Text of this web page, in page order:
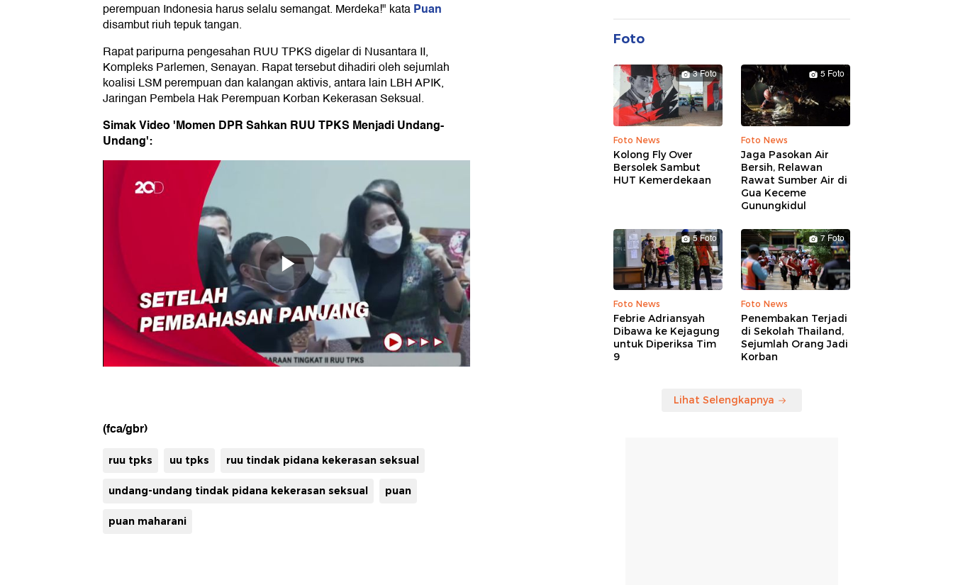
perempuan Indonesia harus selalu semangat. Merdeka!" kataPuan
disambut riuh tepuk tangan.
Rapat paripurna pengesahan RUU TPKS digelar di Nusantara II,
Kompleks Parlemen, Senayan. Rapat tersebut dihadiri oleh sejumlah
koalisi LSM perempuan dan kalangan aktivis, antara lain LBH APIK,
Jaringan Pembela Hak Perempuan Korban Kekerasan Seksual.
Simak Video 'Momen DPR Sahkan RUU TPKS Menjadi Undang-
Undang':
(fca/gbr)
ruu tpks uu tpks ruu tindak pidana kekerasan seksual
undang-undang tindak pidana kekerasan seksual puan
puan maharani
Foto
3 Foto
Foto News
Kolong Fly Over
Bersolek Sambut
HUT Kemerdekaan
5 Foto
Foto News
Jaga Pasokan Air
Bersih, Relawan
Rawat Sumber Air di
Gua Keceme
Gunungkidul
5 Foto
Foto News
Febrie Adriansyah
Dibawa ke Kejagung
untuk Diperiksa Tim
9
7 Foto
Foto News
Penembakan Terjadi
di Sekolah Thailand,
Sejumlah Orang Jadi
Korban
Lihat Selengkapnya